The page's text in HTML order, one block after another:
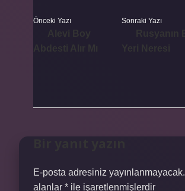
Önceki Yazı Sonraki Yazı
E-posta adresiniz yayınlanmayacak.
alanlar * ile işaretlenmişlerdir